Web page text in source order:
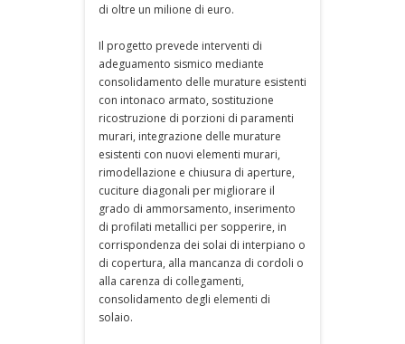
di oltre un milione di euro.
Il progetto prevede interventi di
adeguamento sismico mediante
consolidamento delle murature esistenti
con intonaco armato, sostituzione
ricostruzione di porzioni di paramenti
murari, integrazione delle murature
esistenti con nuovi elementi murari,
rimodellazione e chiusura di aperture,
cuciture diagonali per migliorare il
grado di ammorsamento, inserimento
di profilati metallici per sopperire, in
corrispondenza dei solai di interpiano o
di copertura, alla mancanza di cordoli o
alla carenza di collegamenti,
consolidamento degli elementi di
solaio.